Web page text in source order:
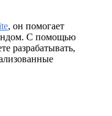
, он помогает
С помощью
разрабатывать,